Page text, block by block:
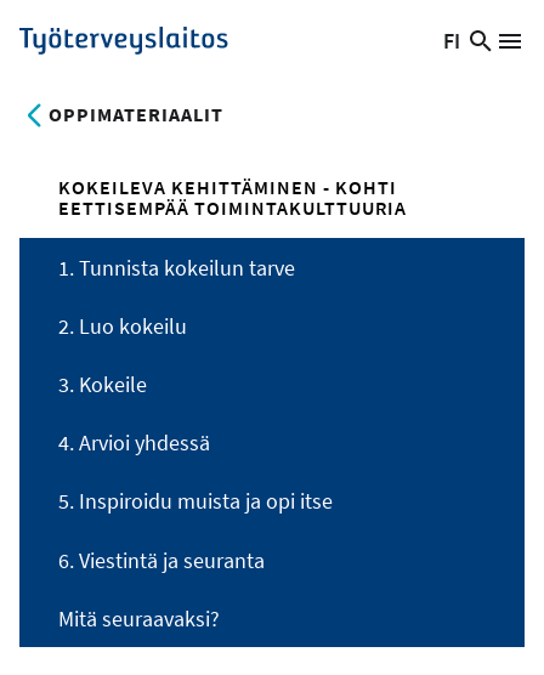
Hyppää
pääsisältöön
Työterveyslaitos
Vaihda
FI
Hae
OPPIMATERIAALIT
KOKEILEVA KEHITTÄMINEN - KOHTI
EETTISEMPÄÄ TOIMINTAKULTTUURIA
1. Tunnista kokeilun tarve
2. Luo kokeilu
3. Kokeile
4. Arvioi yhdessä
5. Inspiroidu muista ja opi itse
6. Viestintä ja seuranta
Mitä seuraavaksi?